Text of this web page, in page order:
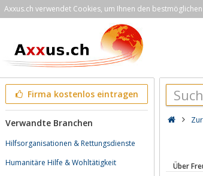
Axxus.ch verwendet Cookies, um Ihnen den
Firma kostenlos eintragen
Verwandte Branchen
Hilfsorganisationen & Rettungsdienste
Humanitäre Hilfe & Wohltätigkeit
Über